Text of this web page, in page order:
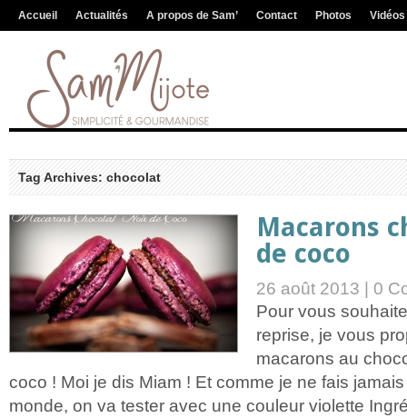
Accueil Actualités A propos de Sam’ Contact Photos Vidéos
Tag Archives: chocolat
Macarons
de coco
26 août 2013 | 0
Pour vous
reprise, je vous
macarons au
coco ! Moi je dis Miam ! Et comme je ne fais
monde, on va tester avec une couleur violette